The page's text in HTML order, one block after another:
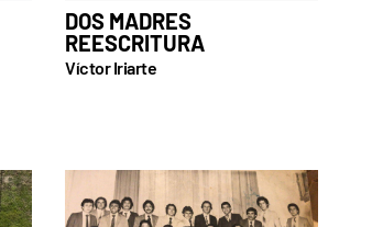
DOS MADRES
REESCRITURA
Víctor Iriarte